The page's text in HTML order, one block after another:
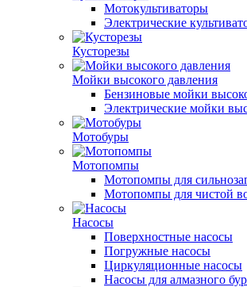
Мотокультиваторы
Электрические
Кусторезы
Мойки высокого давления
Бензиновые мойки
Электрические мойки
Мотобуры
Мотопомпы
Мотопомпы для
Мотопомпы для чистой
Насосы
Поверхностные насосы
Погружные насосы
Циркуляционные насосы
Насосы для алмазного